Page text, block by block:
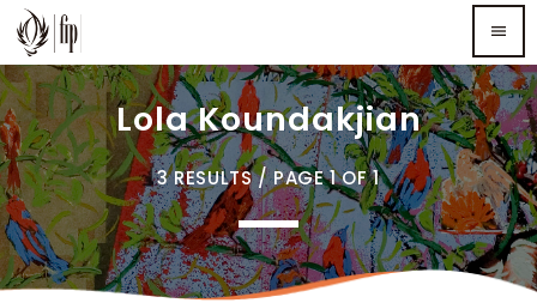
menu
TOP READING
Sorry, there is nothing for the moment.
MOST UPVOTED
Lola Koundakjian
3 RESULTS / PAGE 1 OF 1